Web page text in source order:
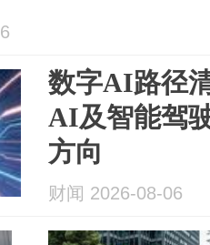
数字AI路径
AI及智能驾
方向
财闻 2026-08-06